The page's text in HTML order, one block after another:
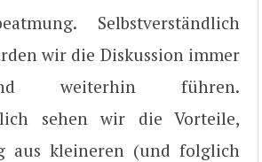
Selbstverständlich
wir die Diskussion immer
weiterhin führen.
sehen wir die Vorteile,
aus kleineren (und folglich